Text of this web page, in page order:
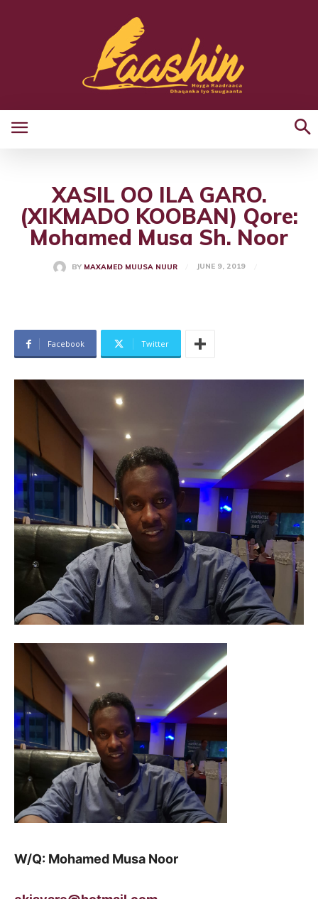
XASIL OO ILA GARO.
(XIKMADO KOOBAN) Qore:
Mohamed Musa Sh. Noor
BY MAXAMED MUUSA NUUR JUNE 9, 2019
Facebook Twitter
W/Q: Mohamed Musa Noor